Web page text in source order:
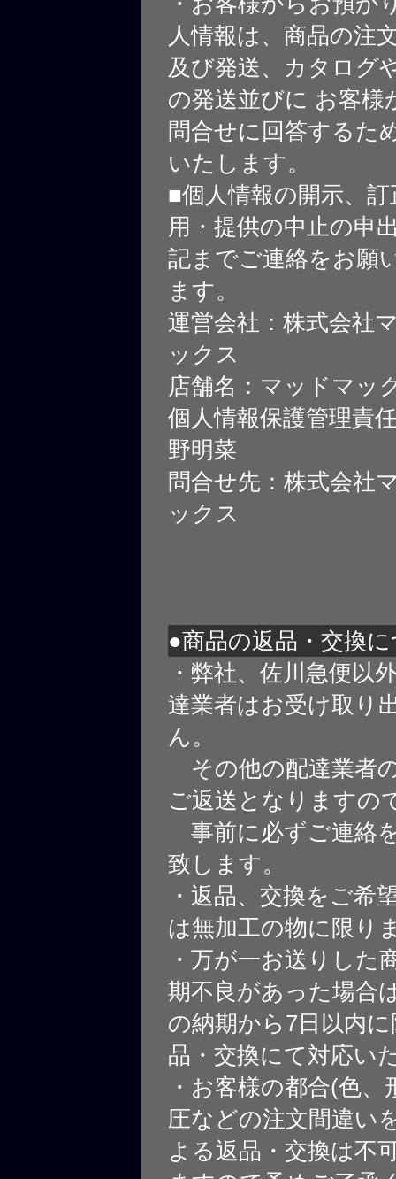
人情報は、商品の注
及び発送、カタログ
の発送並びに お客様
問合せに回答するた
いたします。
■個人情報の開示、
用・提供の中止の申
記までご連絡をお願
ます。
運営会社：株式会社
ックス
店舗名：マッドマッ
個人情報保護管理責
野明菜
問合せ先：株式会社
ックス
●商品の返品・交換
・弊社、佐川急便以
達業者はお受け取り
ん。
その他の配達業者
ご返送となりますの
事前に必ずご連絡
致します。
・返品、交換をご希
は無加工の物に限り
・万が一お送りした
期不良があった場合
の納期から7日以内
品・交換にて対応い
・お客様の都合(色、
圧などの注文間違い
よる返品・交換は不